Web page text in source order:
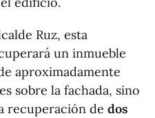
Ruz, esta
un inmueble
aproximadamente
sobre la fachada, sino
recuperación de dos